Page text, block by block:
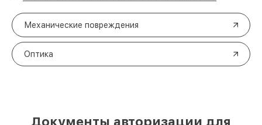
Механические повреждения
Оптика
Документы авторизации для